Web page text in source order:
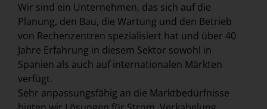
Wir sind ein Unternehmen, das sich auf die
Planung, den Bau, die Wartung und den Betrieb
von Rechenzentren spezialisiert hat und über 40
Jahre Erfahrung in diesem Sektor sowohl in
Spanien als auch auf internationalen Märkten
verfügt.
Sehr anpassungsfähig an die Marktbedürfnisse